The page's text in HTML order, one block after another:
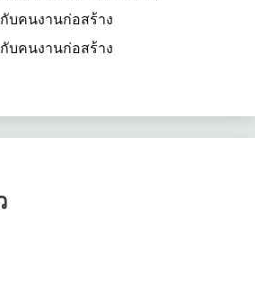
บคนงานก่อสร้าง
บคนงานก่อสร้าง